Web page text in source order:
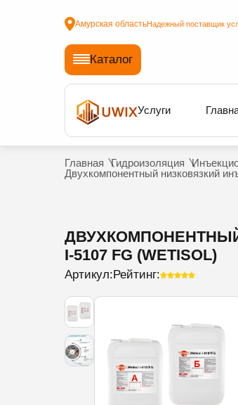
Амурская областьНадежный поставщик
Каталог
Услуги
Главная Гидроизоляция
Двухкомпонентный низковязкий
I-5107 FG (WETISOL)
Артикул:Рейтинг: